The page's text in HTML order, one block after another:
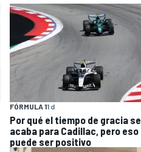
FÓRMULA 11 d
Por qué el tiempo de gracia se
acaba para Cadillac, pero eso
puede ser positivo